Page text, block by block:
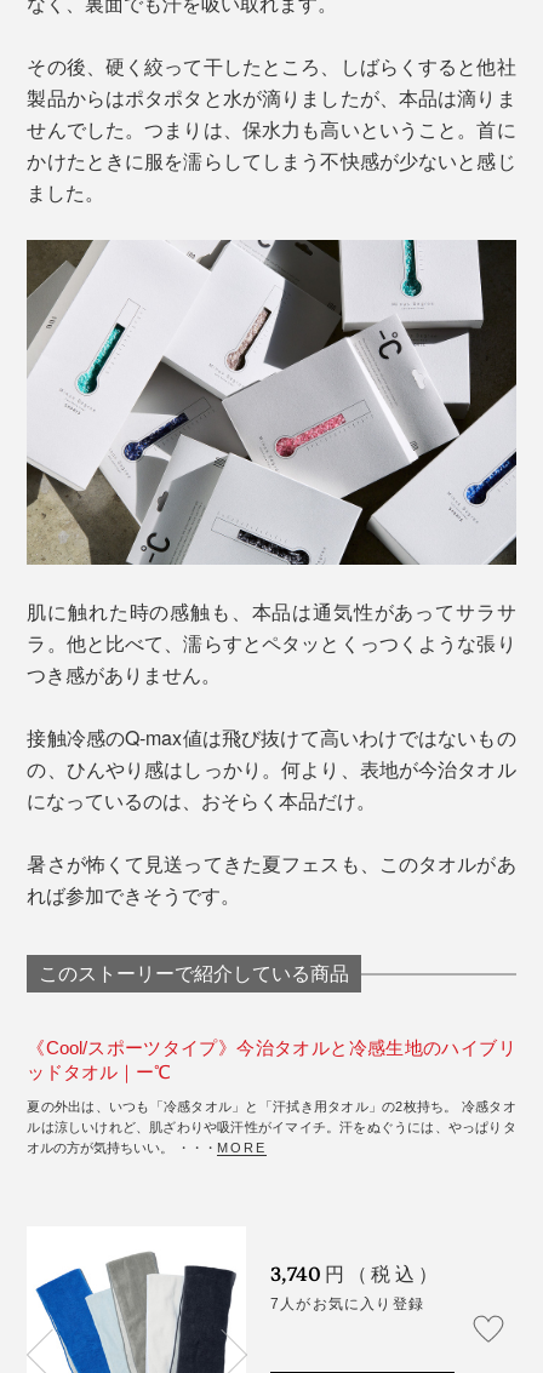
その後、硬く絞って干したところ、しばらくすると他社
製品からはポタポタと水が滴りましたが、本品は滴りま
せんでした。つまりは、保水力も高いということ。首に
かけたときに服を濡らしてしまう不快感が少ないと感じ
ました。
肌に触れた時の感触も、本品は通気性があってサラサ
ラ。他と比べて、濡らすとペタッとくっつくような張り
つき感がありません。
接触冷感のQ-max値は飛び抜けて高いわけではないもの
の、ひんやり感はしっかり。何より、表地が今治タオル
になっているのは、おそらく本品だけ。
暑さが怖くて見送ってきた夏フェスも、このタオルがあ
れば参加できそうです。
このストーリーで紹介している商品
《Cool/スポーツタイプ》今治タオルと冷感生地のハイブリ
ッドタオル｜ー℃
夏の外出は、いつも「冷感タオル」と「汗拭き用タオル」の2枚持ち。 冷感タオ
ルは涼しいけれど、肌ざわりや吸汗性がイマイチ。汗をぬぐうには、やっぱりタ
オルの方が気持ちいい。 ・・・ MORE
3,740 円（税込）
7人がお気に入り登録